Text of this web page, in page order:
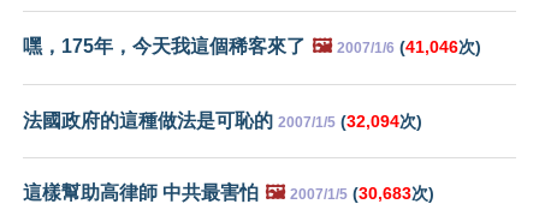
嘿，175年，今天我這個稀客來了 🖼️ 2007/1/6 (41,046次)
法國政府的這種做法是可恥的 2007/1/5 (32,094次)
這樣幫助高律師 中共最害怕 🖼️ 2007/1/5 (30,683次)